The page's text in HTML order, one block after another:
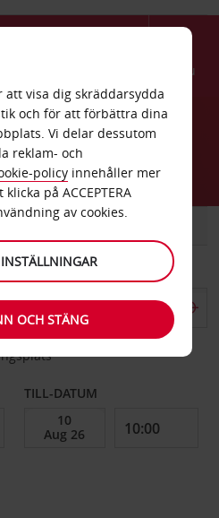
Menu
TILL-DATUM
att visa dig skräddarsydda
och för att förbättra dina
Vi delar dessutom
reklam- och
policy innehåller mer
på ACCEPTERA
av cookies.
OCH STÄNG